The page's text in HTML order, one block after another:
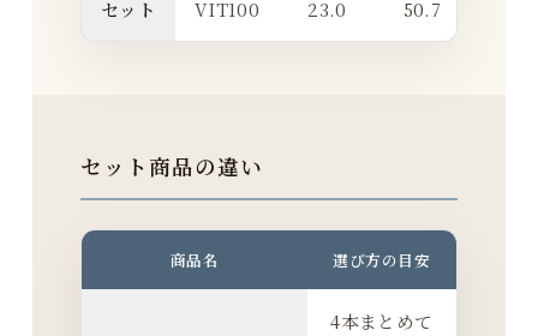
セット VIT100 23.0 50.7
セット商品の違い
商品名 選び方の目安
4本まとめて